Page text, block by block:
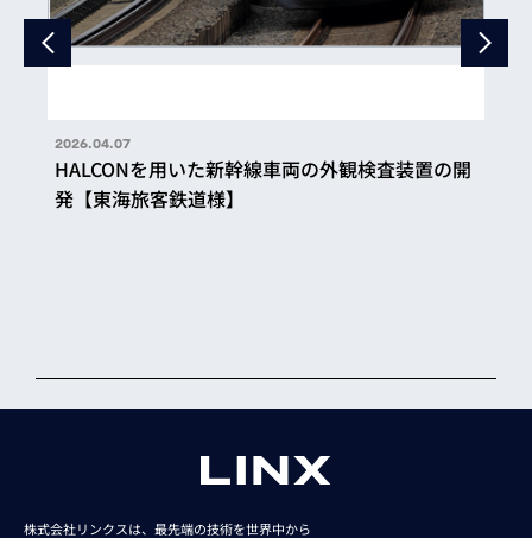
2026.04.07
HALCONを用いた新幹線車両の外観検査装置の開
発【東海旅客鉄道様】
株式会社リンクスは、最先端の技術を世界中から